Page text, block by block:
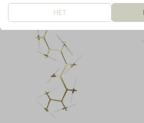
НЕТ